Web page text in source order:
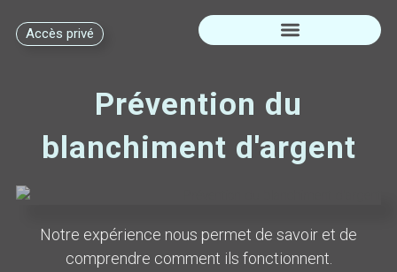
Accès privé
Prévention du
blanchiment d'argent
Notre expérience nous permet de savoir et de
comprendre comment ils fonctionnent.